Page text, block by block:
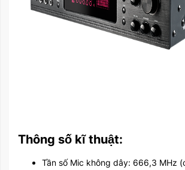
Thông số kĩ thuật:
Tần số Mic không dây: 666,3 MHz